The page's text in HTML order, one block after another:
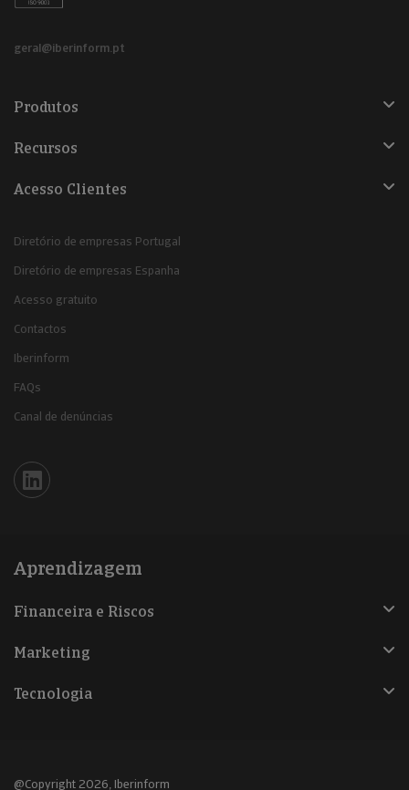
geral@iberinform.pt
Produtos
Recursos
Acesso Clientes
Diretório de empresas Portugal
Diretório de empresas Espanha
Acesso gratuito
Contactos
Iberinform
FAQs
Canal de denúncias
Iberinform en Linkedin
Aprendizagem
Financeira e Riscos
Marketing
Tecnologia
@Copyright 2026, Iberinform